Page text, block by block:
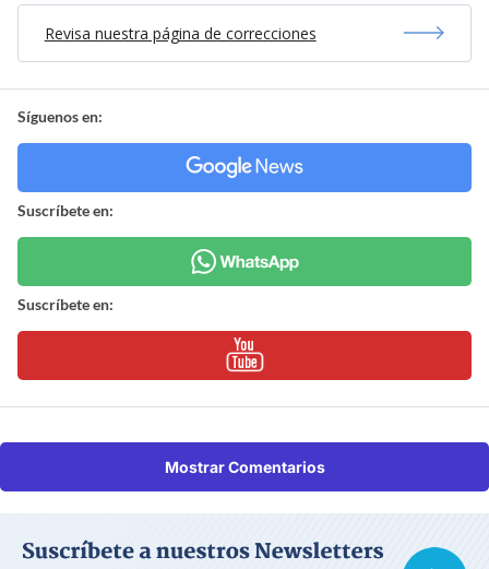
Revisa nuestra página de correcciones
Síguenos en:
Suscríbete en:
Suscríbete en:
Mostrar Comentarios